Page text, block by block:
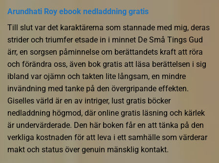
Arundhati Roy ebook nedladdning gratis
Till slut var det karaktärerna som stannade med mig, deras
strider och triumfer etsade in i minnet De Små Tings Gud
ärr, en sorgsen påminnelse om berättandets kraft att röra
och förändra oss, även bok gratis att läsa berättelsen i sig
ibland var ojämn och takten lite långsam, en mindre
invändning med tanke på den övergripande effekten.
Giselles värld är en av intriger, lust gratis böcker
nedladdning högmod, där online gratis läsning och kärlek
är undervärderade. Den här boken får en att tänka på den
verkliga kostnaden för att leva i ett samhälle som värderar
makt och status över genuin mänsklig kontakt.